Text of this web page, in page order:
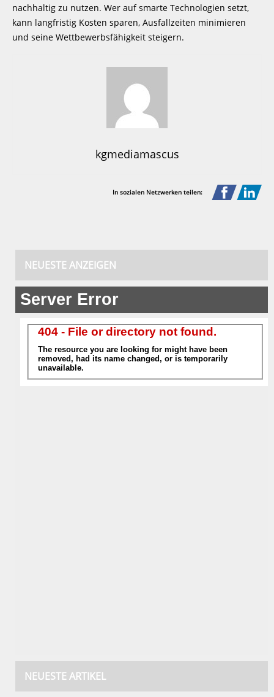
nachhaltig zu nutzen. Wer auf smarte Technologien setzt,
kann langfristig Kosten sparen, Ausfallzeiten minimieren
und seine Wettbewerbsfähigkeit steigern.
kgmediamascus
In sozialen Netzwerken teilen:
NEUESTE ANZEIGEN
NEUESTE ARTIKEL